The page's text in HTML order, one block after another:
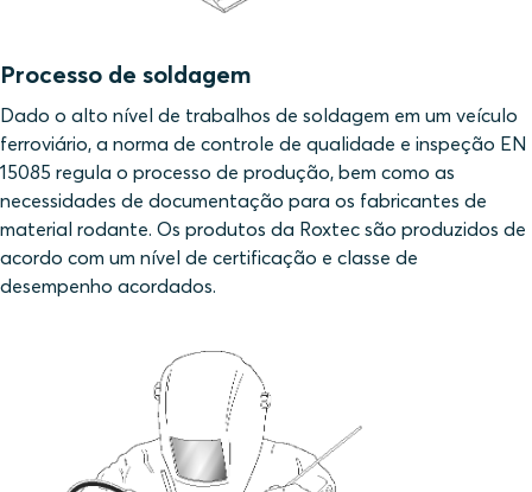
Processo de soldagem
Dado o alto nível de trabalhos de soldagem em um veículo
ferroviário, a norma de controle de qualidade e inspeção EN
15085 regula o processo de produção, bem como as
necessidades de documentação para os fabricantes de
material rodante. Os produtos da Roxtec são produzidos de
acordo com um nível de certificação e classe de
desempenho acordados.